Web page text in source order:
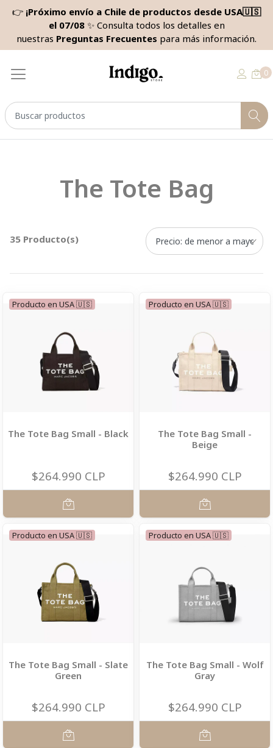
👉 ¡Próximo envío a Chile de productos desde USA🇺🇸
el 07/08✨ Consulta todos los detalles en
nuestras Preguntas Frecuentes para más información.
0
The Tote Bag
35 Producto(s)
Producto en USA 🇺🇸
The Tote Bag Small - Black
$264.990 CLP
Producto en USA 🇺🇸
The Tote Bag Small -
Beige
$264.990 CLP
Producto en USA 🇺🇸
The Tote Bag Small - Slate
Green
$264.990 CLP
Producto en USA 🇺🇸
The Tote Bag Small - Wolf
Gray
$264.990 CLP